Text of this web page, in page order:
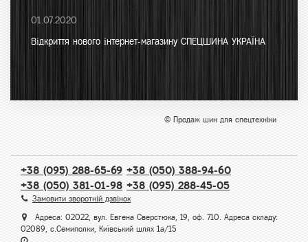
01.07.2020
Відкриття нового інтернет-магазину СПЕЦШИНА УКРАЇНА
© Продаж шин для спецтехніки
+38 (095) 288-65-69 +38 (050) 388-94-60
+38 (050) 381-01-98 +38 (095) 288-45-05
Замовити зворотній дзвінок
Адреса: 02022, вул. Евгена Сверстюка, 19, оф. 710. Адреса складу:
02089, с.Семиполки, Київський шлях 1а/15